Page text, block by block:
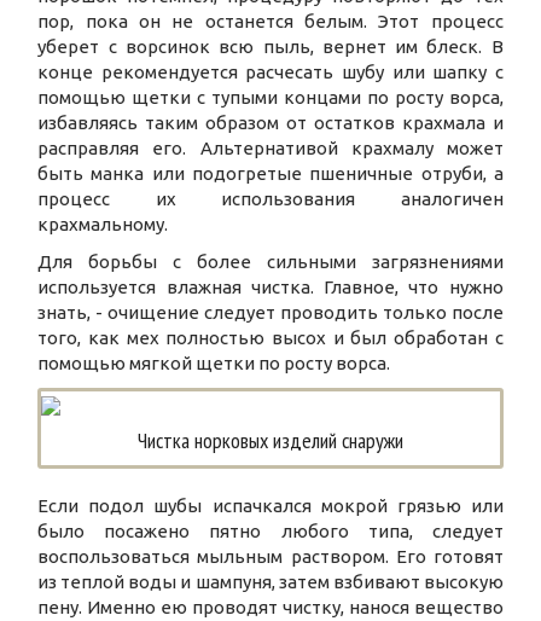
пор, пока он не останется белым. Этот процесс
уберет с ворсинок всю пыль, вернет им блеск. В
конце рекомендуется расчесать шубу или шапку с
помощью щетки с тупыми концами по росту ворса,
избавляясь таким образом от остатков крахмала и
расправляя его. Альтернативой крахмалу может
быть манка или подогретые пшеничные отруби, а
процесс их использования аналогичен
крахмальному.
Для борьбы с более сильными загрязнениями
используется влажная чистка. Главное, что нужно
знать, - очищение следует проводить только после
того, как мех полностью высох и был обработан с
помощью мягкой щетки по росту ворса.
Чистка норковых изделий снаружи
Если подол шубы испачкался мокрой грязью или
было посажено пятно любого типа, следует
воспользоваться мыльным раствором. Его готовят
из теплой воды и шампуня, затем взбивают высокую
пену. Именно ею проводят чистку, нанося вещество